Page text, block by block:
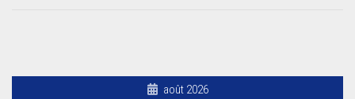
août 2026